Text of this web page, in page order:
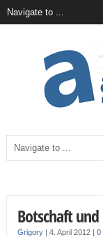
Botschaft
Grigory| 4. April 2012 | 0